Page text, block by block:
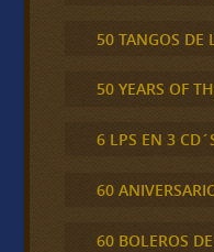
50 TANGOS DE
50 YEARS OF
6 LPS EN 3
60
60 BOLEROS